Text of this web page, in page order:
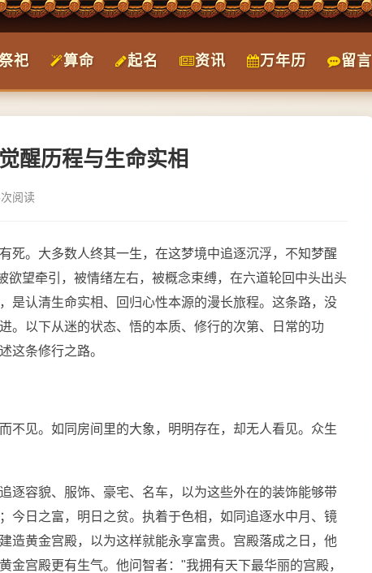
祀 算命 起名 资讯 万年历 留言
醒历程与生命实相
阅读
死。大多数人终其一生，在这梦境中追逐沉浮，不知梦醒
望牵引，被情绪左右，被概念束缚，在六道轮回中头出头
是认清生命实相、回归心性本源的漫长旅程。这条路，没
。以下从迷的状态、悟的本质、修行的次第、日常的功
这条修行之路。
不见。如同房间里的大象，明明存在，却无人看见。众生
逐容貌、服饰、豪宅、名车，以为这些外在的装饰能够带
今日之富，明日之贫。执着于色相，如同追逐水中月、镜
造黄金宫殿，以为这样就能永享富贵。宫殿落成之日，他
金宫殿更有生气。他问智者："我拥有天下最华丽的宫殿，